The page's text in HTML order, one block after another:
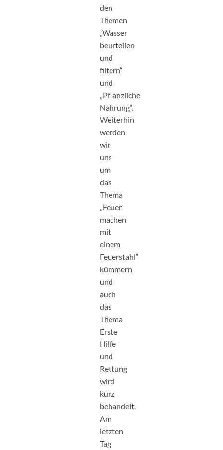
den
Themen
„Wasser
beurteilen
und
filtern“
und
„Pflanzliche
Nahrung“.
Weiterhin
werden
wir
uns
um
das
Thema
„Feuer
machen
mit
einem
Feuerstahl“
kümmern
und
auch
das
Thema
Erste
Hilfe
und
Rettung
wird
kurz
behandelt.
Am
letzten
Tag